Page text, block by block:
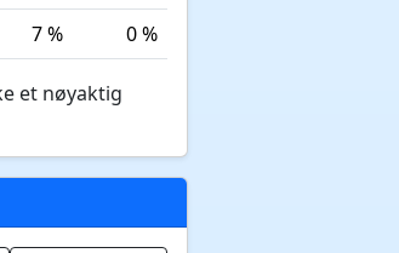
7 % 0 %
et nøyaktig